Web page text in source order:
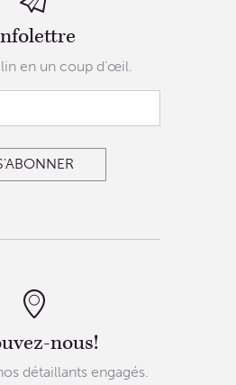
en un coup d’œil.
nous!
détaillants engagés.